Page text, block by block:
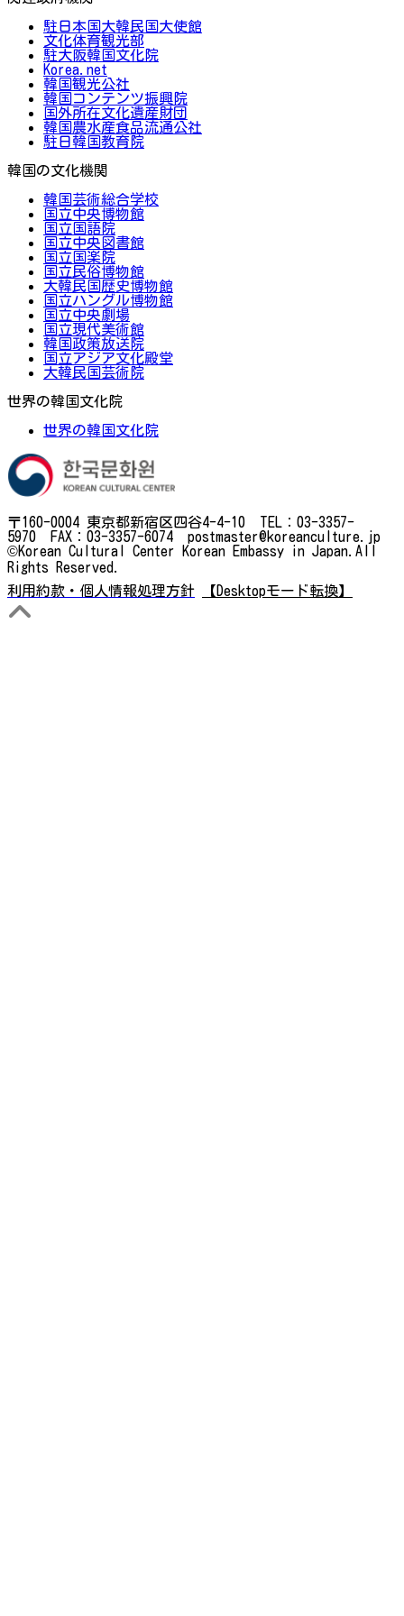
駐日本国大韓民国大使館
文化体育観光部
駐大阪韓国文化院
Korea.net
韓国観光公社
韓国コンテンツ振興院
国外所在文化遺産財団
韓国農水産食品流通公社
駐日韓国教育院
韓国の文化機関
韓国芸術総合学校
国立中央博物館
国立国語院
国立中央図書館
国立国楽院
国立民俗博物館
大韓民国歴史博物館
国立ハングル博物館
国立中央劇場
国立現代美術館
韓国政策放送院
国立アジア文化殿堂
大韓民国芸術院
世界の韓国文化院
世界の韓国文化院
〒160-0004 東京都新宿区四谷4-4-10 TEL：03-3357-
5970 FAX：03-3357-6074 postmaster@koreanculture.jp
©Korean Cultural Center Korean Embassy in Japan.All
Rights Reserved.
利用約款・個人情報処理方針
【Desktopモード転換】